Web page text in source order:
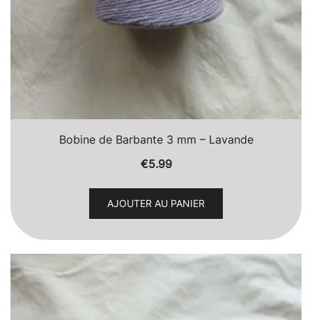
Bobine de Barbante 3 mm – Lavande
€5.99
AJOUTER AU PANIER